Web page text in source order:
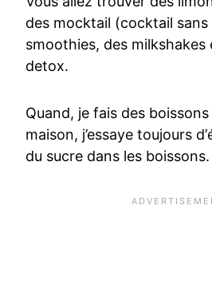
des mocktail (cocktail
smoothies, des milkshakes
detox.
Quand, je fais des
maison, j’essaye toujours
du sucre dans les boissons.